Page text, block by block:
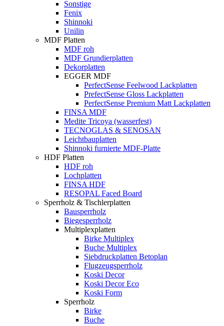
Sonstige
Fenix
Shinnoki
Unilin
MDF Platten
MDF roh
MDF Grundierplatten
Dekorplatten
EGGER MDF
PerfectSense Feelwood Lackplatten
PrefectSense Gloss Lackplatten
PerfectSense Premium Matt Lackplatten
FINSA MDF
Medite Tricoya (wasserfest)
TECNOGLAS & SENOSAN
Leichtbauplatten
Shinnoki furnierte MDF-Platte
HDF Platten
HDF roh
Lochplatten
FINSA HDF
RESOPAL Faced Board
Sperrholz & Tischlerplatten
Bausperrholz
Biegesperrholz
Multiplexplatten
Birke Multiplex
Buche Multiplex
Siebdruckplatten Betoplan
Flugzeugsperrholz
Koski Decor
Koski Decor Eco
Koski Form
Sperrholz
Birke
Buche